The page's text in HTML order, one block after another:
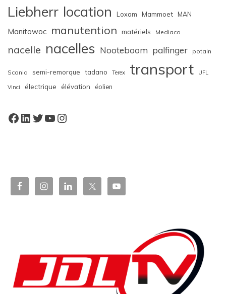
Liebherr location Loxam Mammoet MAN
Manitowoc manutention matériels Mediaco
nacelle nacelles Nooteboom palfinger potain
Scania semi-remorque tadano Terex transport UFL
Vinci électrique élévation éolien
Facebook
LinkedIn
Twitter
YouTube
Instagram